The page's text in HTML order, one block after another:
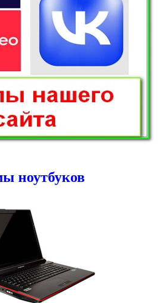
ноутбуков